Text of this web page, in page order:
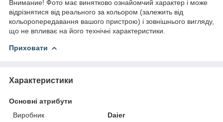
Внимание! Фото має винятково ознайомчий характер і може
відрізнятися від реального за кольором (залежить від
кольоропередавання вашого пристрою) і зовнішнього вигляду,
що не впливає на його технічні характеристики.
Приховати
Характеристики
Основні атрибути
Виробник
Daier